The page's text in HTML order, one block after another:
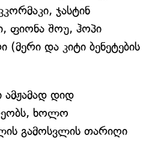
ჯასტინ
ფიონა შოუ, ჰოპი
და კიტი ბენეტების
ამჟამად დიდ
ხოლო
გამოსვლის თარიღი